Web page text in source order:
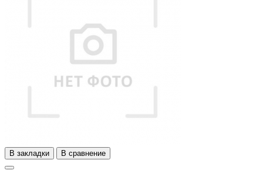
В закладки В сравнение